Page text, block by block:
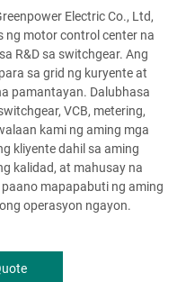
Electric Co., Ltd,
motor control center na
R&D sa switchgear. Ang
sa grid ng kuryente at
pamantayan. Dalubhasa
VCB, metering,
kami ng aming mga
kliyente dahil sa aming
kalidad, at mahusay na
mapapabuti ng aming
operasyon ngayon.